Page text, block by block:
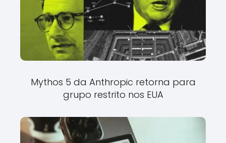
Mythos 5 da Anthropic retorna para
grupo restrito nos EUA